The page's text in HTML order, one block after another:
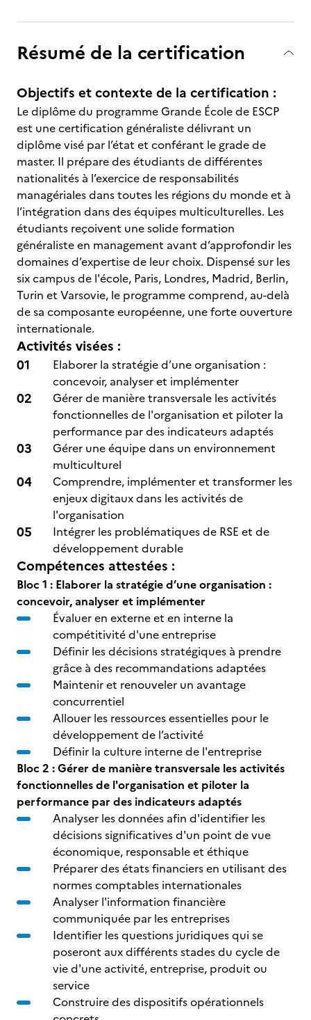
Résumé de la certification
Objectifs et contexte de la certification :
Le diplôme du programme Grande École de ESCP
est une certification généraliste délivrant un
diplôme visé par l’état et conférant le grade de
master. Il prépare des étudiants de différentes
nationalités à l’exercice de responsabilités
managériales dans toutes les régions du monde et à
l’intégration dans des équipes multiculturelles. Les
étudiants reçoivent une solide formation
généraliste en management avant d’approfondir les
domaines d’expertise de leur choix. Dispensé sur les
six campus de l'école, Paris, Londres, Madrid, Berlin,
Turin et Varsovie, le programme comprend, au-delà
de sa composante européenne, une forte ouverture
internationale.
Activités visées :
Elaborer la stratégie d’une organisation :
concevoir, analyser et implémenter
Gérer de manière transversale les activités
fonctionnelles de l'organisation et piloter la
performance par des indicateurs adaptés
Gérer une équipe dans un environnement
multiculturel
Comprendre, implémenter et transformer les
enjeux digitaux dans les activités de
l'organisation
Intégrer les problématiques de RSE et de
développement durable
Compétences attestées :
Bloc 1 : Elaborer la stratégie d’une organisation :
concevoir, analyser et implémenter
Évaluer en externe et en interne la
compétitivité d'une entreprise
Définir les décisions stratégiques à prendre
grâce à des recommandations adaptées
Maintenir et renouveler un avantage
concurrentiel
Allouer les ressources essentielles pour le
développement de l’activité
Définir la culture interne de l'entreprise
Bloc 2 : Gérer de manière transversale les activités
fonctionnelles de l'organisation et piloter la
performance par des indicateurs adaptés
Analyser les données afin d'identifier les
décisions significatives d'un point de vue
économique, responsable et éthique
Préparer des états financiers en utilisant des
normes comptables internationales
Analyser l'information financière
communiquée par les entreprises
Identifier les questions juridiques qui se
poseront aux différents stades du cycle de
vie d'une activité, entreprise, produit ou
service
Construire des dispositifs opérationnels